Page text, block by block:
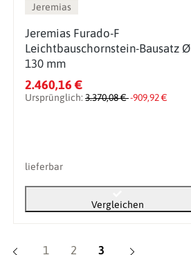
Jeremias
Jeremias Furado-F
Leichtbauschornstein-Bausatz Ø
130 mm
2.460,16 €
Ursprünglich: 3.370,08 €-909,92 €
lieferbar
Vergleichen
Seite
1 Seite
2 Seite
3